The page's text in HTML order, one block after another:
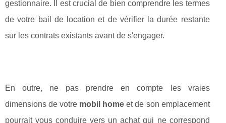
gestionnaire. Il est crucial de bien comprendre les termes
de votre bail de location et de vérifier la durée restante
sur les contrats existants avant de s'engager.
En outre, ne pas prendre en compte les vraies
dimensions de votre mobil home et de son emplacement
pourrait vous conduire vers un achat qui ne correspond